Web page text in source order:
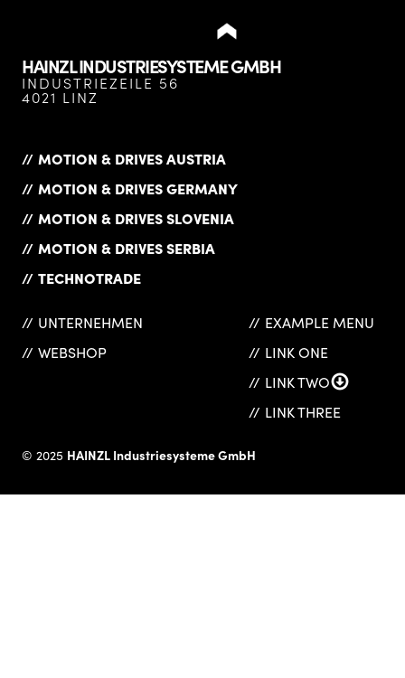
HAINZL INDUSTRIESYSTEME GMBH
INDUSTRIEZEILE 56
4021 LINZ
MOTION & DRIVES AUSTRIA
MOTION & DRIVES GERMANY
MOTION & DRIVES SLOVENIA
MOTION & DRIVES SERBIA
TECHNOTRADE
UNTERNEHMEN
WEBSHOP
EXAMPLE MENU
LINK ONE
LINK TWO
LINK THREE
© 2025 HAINZL Industriesysteme GmbH